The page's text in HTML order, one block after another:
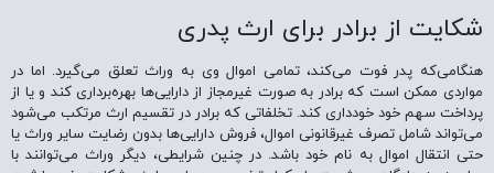
شکایت از برادر برای ارث پدری
هنگامی‌که پدر فوت می‌کند، تمامی اموال وی به وراث تعلق می‌گیرد. اما در
مواردی ممکن است که برادر به صورت غیرمجاز از دارایی‌ها بهره‌برداری کند و یا از
پرداخت سهم خود خودداری کند. تخلفاتی که برادر در تقسیم ارث مرتکب می‌شود
می‌تواند شامل تصرف غیرقانونی اموال، فروش دارایی‌ها بدون رضایت سایر وراث یا
حتی انتقال اموال به نام خود باشد. در چنین شرایطی، دیگر وراث می‌توانند با